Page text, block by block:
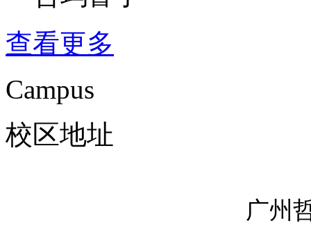
查看更多
Campus
校区地址
广州